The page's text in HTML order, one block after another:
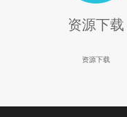
资源下载
资源下载